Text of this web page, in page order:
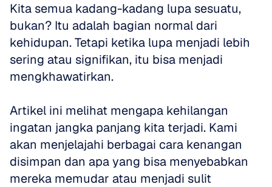
Kita semua kadang-kadang lupa sesuatu,
bukan? Itu adalah bagian normal dari
kehidupan. Tetapi ketika lupa menjadi lebih
sering atau signifikan, itu bisa menjadi
mengkhawatirkan.
Artikel ini melihat mengapa kehilangan
ingatan jangka panjang kita terjadi. Kami
akan menjelajahi berbagai cara kenangan
disimpan dan apa yang bisa menyebabkan
mereka memudar atau menjadi sulit